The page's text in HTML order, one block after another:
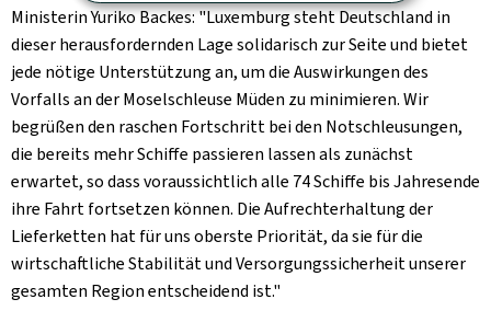
Ministerin Yuriko Backes: "Luxemburg steht Deutschland in
dieser herausfordernden Lage solidarisch zur Seite und bietet
jede nötige Unterstützung an, um die Auswirkungen des
Vorfalls an der Moselschleuse Müden zu minimieren. Wir
begrüßen den raschen Fortschritt bei den Notschleusungen,
die bereits mehr Schiffe passieren lassen als zunächst
erwartet, so dass voraussichtlich alle 74 Schiffe bis Jahresende
ihre Fahrt fortsetzen können. Die Aufrechterhaltung der
Lieferketten hat für uns oberste Priorität, da sie für die
wirtschaftliche Stabilität und Versorgungssicherheit unserer
gesamten Region entscheidend ist."